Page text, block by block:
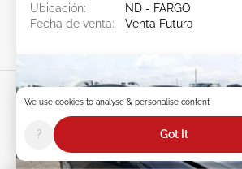
Ubicación:
ND - FARGO
Fecha de venta:
Venta Futura
We use cookies to analyse & personalise content
? Got It